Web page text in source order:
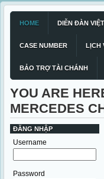
HOME DIỄN ĐÀN
CASE NUMBER LỊCH
BẢO TRỢ TÀI CHÁNH
YOU ARE
MERCEDES
ĐĂNG NHẬP
Username
Password